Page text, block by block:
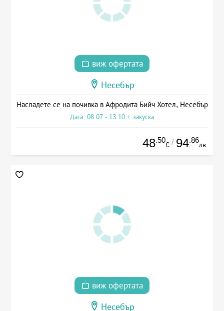
виж офертата
Несебър
Насладете се на почивка в Афродита Бийч Хотел, Несебър
Дата: 08.07 - 13.10 + закуска
48.50
€ / 94.86
лв.
виж офертата
Несебър